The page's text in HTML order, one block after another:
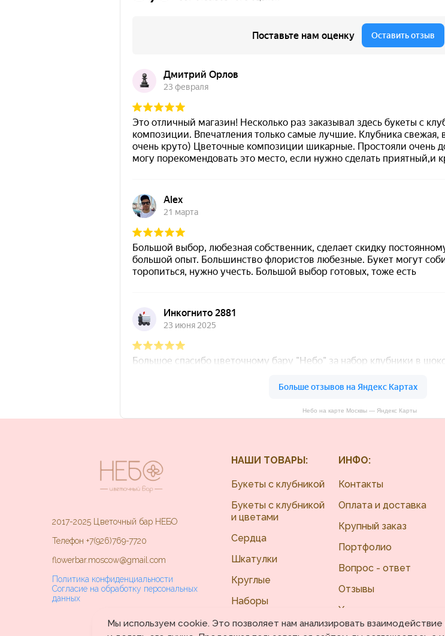
Небо на карте Москвы — Яндекс Карты
2017-2025 Цветочный бар НЕБО
Телефон +7(926)769-7720
flowerbar.moscow@gmail.com
Политика конфиденциальности
Согласие на обработку персональных
данных
НАШИ ТОВАРЫ:
Букеты с клубникой
Букеты с клубникой
и цветами
Сердца
Шкатулки
Круглые
Наборы
Корзины
ИНФО:
Контакты
Оплата и доставка
Крупный заказ
Портфолио
Вопрос - ответ
Отзывы
Хранение
Мы используем cookie. Это позволяет нам анализировать